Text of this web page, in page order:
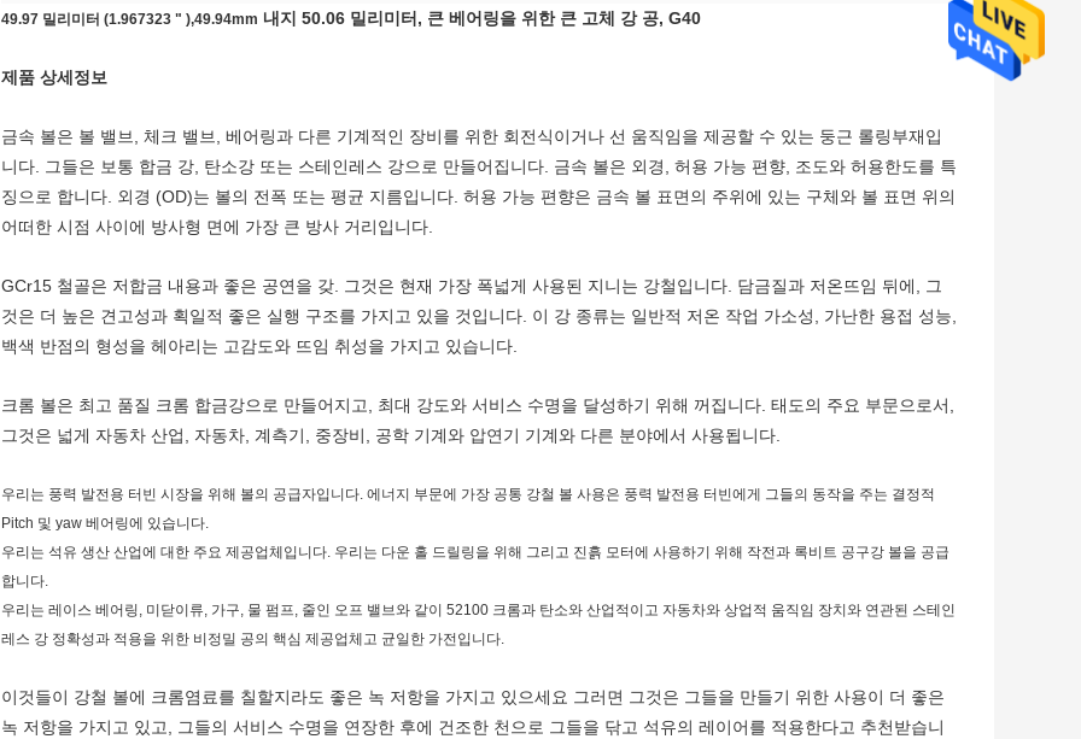
49.97 밀리미터 (1.967323 " ),49.94mm 내지 50.06 밀리미터, 큰 베어링을 위한 큰 고체 강 공, G40
제품 상세정보
금속 볼은 볼 밸브, 체크 밸브, 베어링과 다른 기계적인 장비를 위한 회전식이거나 선 움직임을 제공할 수 있는 둥근 롤링부재입
니다. 그들은 보통 합금 강, 탄소강 또는 스테인레스 강으로 만들어집니다. 금속 볼은 외경, 허용 가능 편향, 조도와 허용한도를 특
징으로 합니다. 외경 (OD)는 볼의 전폭 또는 평균 지름입니다. 허용 가능 편향은 금속 볼 표면의 주위에 있는 구체와 볼 표면 위의
어떠한 시점 사이에 방사형 면에 가장 큰 방사 거리입니다.
GCr15 철골은 저합금 내용과 좋은 공연을 갖. 그것은 현재 가장 폭넓게 사용된 지니는 강철입니다. 담금질과 저온뜨임 뒤에, 그
것은 더 높은 견고성과 획일적 좋은 실행 구조를 가지고 있을 것입니다. 이 강 종류는 일반적 저온 작업 가소성, 가난한 용접 성능,
백색 반점의 형성을 헤아리는 고감도와 뜨임 취성을 가지고 있습니다.
크롬 볼은 최고 품질 크롬 합금강으로 만들어지고, 최대 강도와 서비스 수명을 달성하기 위해 꺼집니다. 태도의 주요 부문으로서,
그것은 넓게 자동차 산업, 자동차, 계측기, 중장비, 공학 기계와 압연기 기계와 다른 분야에서 사용됩니다.
우리는 풍력 발전용 터빈 시장을 위해 볼의 공급자입니다. 에너지 부문에 가장 공통 강철 볼 사용은 풍력 발전용 터빈에게 그들의 동작을 주는 결정적
Pitch 및 yaw 베어링에 있습니다.
우리는 석유 생산 산업에 대한 주요 제공업체입니다. 우리는 다운 홀 드릴링을 위해 그리고 진흙 모터에 사용하기 위해 작전과 록비트 공구강 볼을 공급
합니다.
우리는 레이스 베어링, 미닫이류, 가구, 물 펌프, 줄인 오프 밸브와 같이 52100 크롬과 탄소와 산업적이고 자동차와 상업적 움직임 장치와 연관된 스테인
레스 강 정확성과 적용을 위한 비정밀 공의 핵심 제공업체고 균일한 가전입니다.
이것들이 강철 볼에 크롬염료를 칠할지라도 좋은 녹 저항을 가지고 있으세요 그러면 그것은 그들을 만들기 위한 사용이 더 좋은
녹 저항을 가지고 있고, 그들의 서비스 수명을 연장한 후에 건조한 천으로 그들을 닦고 석유의 레이어를 적용한다고 추천받습니